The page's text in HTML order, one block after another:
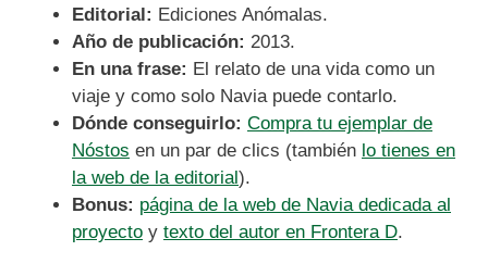
Editorial: Ediciones Anómalas.
Año de publicación: 2013.
En una frase: El relato de una vida como un
viaje y como solo Navia puede contarlo.
Dónde conseguirlo: Compra tu ejemplar de
Nóstos en un par de clics (también lo tienes en
la web de la editorial).
Bonus: página de la web de Navia dedicada al
proyecto y texto del autor en Frontera D.